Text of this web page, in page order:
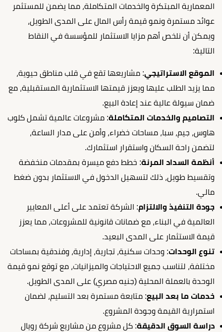
المعمارية المبتكرة والخدمات المتكاملة، مما يضمن للمستثمر
عوائد مستمرة ونمو قيمة رأس المال على المدى الطويل،
ويمكن أن نلخص أهم مزايا الاستثمار للمؤسسة في النقاط
التالية:
الموقع الاستراتيجي: مشاريعها تقع في قلب مناطق حيوية،
مما يزيد الطلب عليها ويعزز قيمتها الاستثمارية المستقبلية، مع
ضمان سيولة عالية عند إعادة البيع.
التصاميم والخدمات المتكاملة: مشروعات عالمية تشمل كلوب
هاوس، جيم، سبا، مساحات خضراء، وأمن على مدار الساعة،
لتضمن راحة السكان واستقرار استثمارك.
أنظمة السداد المرنة: خطط دفع ميسرة بمقدمات منخفضة
وتقسيط طويل، ذلك لتسهيل الدخول في الاستثمار بدون ضغط
مالي.
جودة التنفيذ والالتزام: الشركة تعتمد على أعلى المعايير
العالمية في البناء، مع ضمانات قانونية للمشروعات، مما يعزز
قيمة الاستثمار على المدى البعيد.
تنوع الوحدات: وحدات سكنية، تجارية، إدارية، وفندقية بمساحات
مختلفة، لتناسب جميع الاحتياجات والميزانيات، مع توقع نمو قيمة
الوحدة بالعملة المحلية (جنيه مصري) على المدى الطويل.
خدمات ما بعد البيع: متابعة مستمرة بعد التسليم، لضمان
استمرارية القيمة وجودة المشروع.
دراسة السوق الدقيقة: كل مشروع من مشاريع شركة رويال